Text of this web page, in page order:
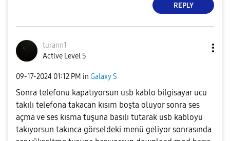
REPLY
turann1
Active Level 5
‎09-17-2024 01:12 PM in Galaxy S
Sonra telefonu kapatıyorsun usb kablo bilgisayar ucu
takılı telefona takacan kısım boşta oluyor sonra ses
açma ve ses kısma tuşuna basılı tutarak usb kabloyu
takıyorsun takınca görseldeki menü geliyor sonrasında